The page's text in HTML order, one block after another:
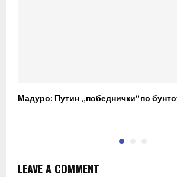
Мадуро: Путин „победнички“ по
LEAVE A COMMENT